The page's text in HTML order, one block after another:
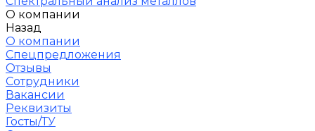
О компании
Назад
О компании
Спецпредложения
Отзывы
Сотрудники
Вакансии
Реквизиты
Госты/ТУ